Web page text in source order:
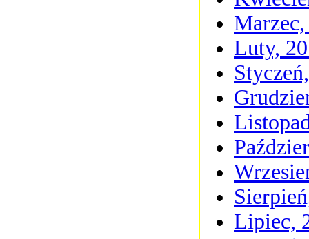
Luty,
Lipiec,